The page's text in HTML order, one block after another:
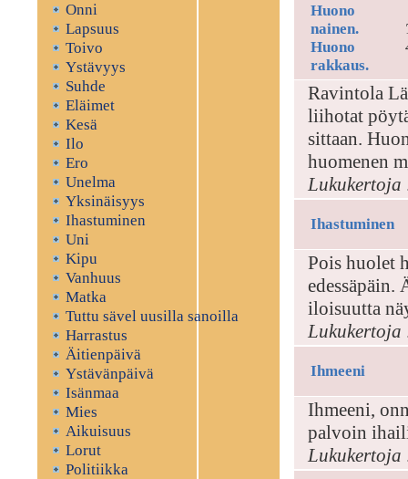
Onni
Lapsuus
Toivo
Ystävyys
Suhde
Eläimet
Kesä
Ilo
Ero
Unelma
Yksinäisyys
Ihastuminen
Uni
Kipu
Vanhuus
Matka
Tuttu sävel uusilla sanoilla
Harrastus
Äitienpäivä
Ystävänpäivä
Isänmaa
Mies
Aikuisuus
Lorut
Politiikka
Huono
nainen.
Huono
rakkaus.
Ravintola
liihotat
sittaan.
huomenen
Lukukertoja
Ihastuminen
Pois huolet
edessäpäin.
iloisuutta
Lukukertoja
Ihmeeni
Ihmeeni,
palvoin
Lukukertoja